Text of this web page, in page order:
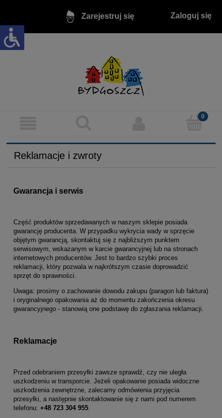
Zarejestruj się Zaloguj się
Reklamacje i zwroty
Gwarancja i serwis
Część produktów sprzedawanych w naszym sklepie posiada
gwarancję producenta. W przypadku wykrycia wady w sprzęcie
objętym gwarancją, skontaktuj się z najbliższym punktem
serwisowym, wskazanym w karcie gwarancyjnej lub na stronach
internetowych producentów. Jest to bardzo szybki proces
reklamacji, który pozwala w najkrótszym czasie doprowadzić
sprzęt do sprawności.
Uwaga: prosimy o zachowanie dowodu zakupu (paragon lub faktura)
i oryginalnego opakowania aż do momentu zakończenia okresu
gwarancyjnego - stanowią one podstawę do zgłaszania reklamacji.
Reklamacje
Przed odebraniem przesyłki zawsze sprawdź, czy nie uległa
uszkodzeniu w transporcie. Jeżeli opakowanie posiada widoczne
uszkodzenia zewnętrzne, zalecamy odmówienia przyjęcia
przesyłki, a następnie skontaktowanie się z nami pod numerem
telefonu: +48 723 304 955.